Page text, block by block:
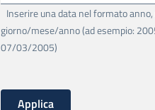
Inserire una data nel formato
giorno/mese/anno (ad esempio:
07/03/2005)